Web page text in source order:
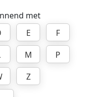
met
E
F
M
P
Z